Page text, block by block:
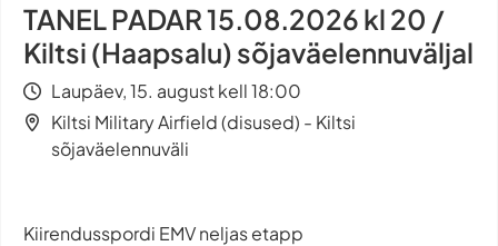
TANEL PADAR 15.08.2026 kl 20 /
Kiltsi (Haapsalu) sõjaväelennuväljal
Laupäev, 15. august kell 18:00
Kiltsi Military Airfield (disused) - Kiltsi
sõjaväelennuväli
Kiirendusspordi EMV neljas etapp